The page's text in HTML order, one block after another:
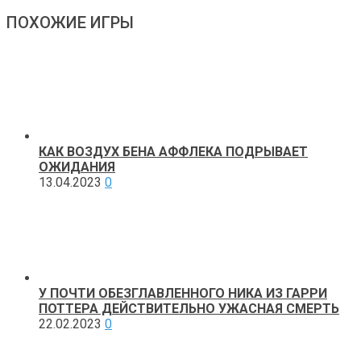
ПОХОЖИЕ ИГРЫ
КАК ВОЗДУХ БЕНА АФФЛЕКА ПОДРЫВАЕТ
ОЖИДАНИЯ
13.04.2023 0
У ПОЧТИ ОБЕЗГЛАВЛЕННОГО НИКА ИЗ ГАРРИ
ПОТТЕРА ДЕЙСТВИТЕЛЬНО УЖАСНАЯ СМЕРТЬ
22.02.2023 0